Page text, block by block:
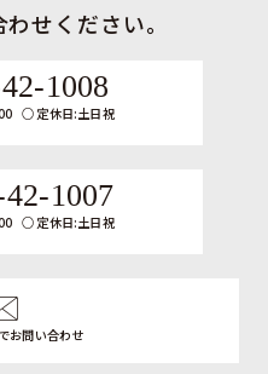
せください。
1008
定休日:土日祝
1007
定休日:土日祝
お問い合わせ